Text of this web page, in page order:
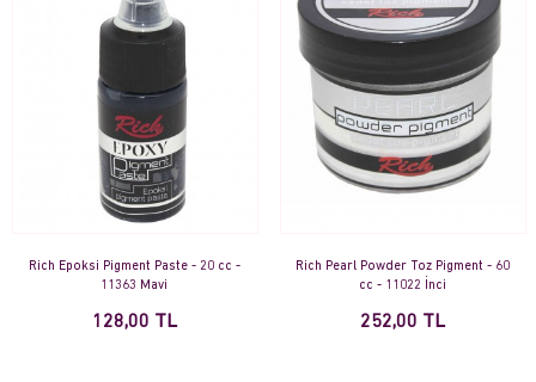
Rich Epoksi Pigment Paste - 20 cc -
11363 Mavi
128,00 TL
Rich Pearl Powder Toz Pigment - 60
cc - 11022 İnci
252,00 TL